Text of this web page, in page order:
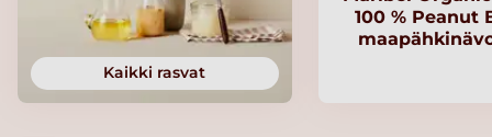
Kaikki rasvat
100 % Peanut